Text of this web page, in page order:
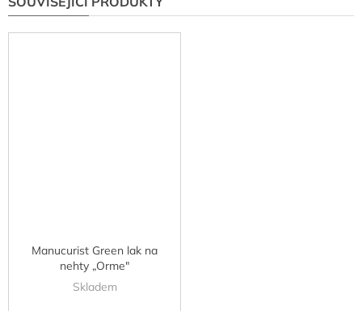
Manucurist Green lak na
nehty „Orme"
Skladem